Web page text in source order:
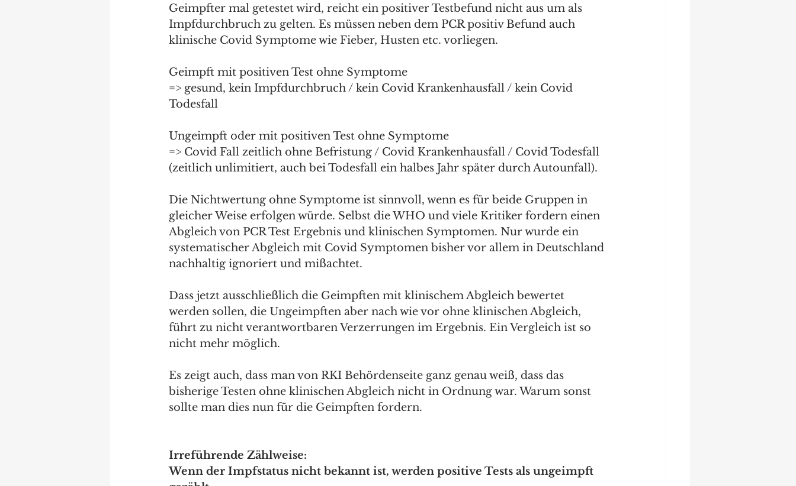
Geimpfter mal getestet wird, reicht ein positiver Testbefund nicht aus um als
Impfdurchbruch zu gelten. Es müssen neben dem PCR positiv Befund auch
klinische Covid Symptome wie Fieber, Husten etc. vorliegen.
Geimpft mit positiven Test ohne Symptome
=> gesund, kein Impfdurchbruch / kein Covid Krankenhausfall / kein Covid
Todesfall
Ungeimpft oder mit positiven Test ohne Symptome
=> Covid Fall zeitlich ohne Befristung / Covid Krankenhausfall / Covid Todesfall
(zeitlich unlimitiert, auch bei Todesfall ein halbes Jahr später durch Autounfall).
Die Nichtwertung ohne Symptome ist sinnvoll, wenn es für beide Gruppen in
gleicher Weise erfolgen würde. Selbst die WHO und viele Kritiker fordern einen
Abgleich von PCR Test Ergebnis und klinischen Symptomen. Nur wurde ein
systematischer Abgleich mit Covid Symptomen bisher vor allem in Deutschland
nachhaltig ignoriert und mißachtet.
Dass jetzt ausschließlich die Geimpften mit klinischem Abgleich bewertet
werden sollen, die Ungeimpften aber nach wie vor ohne klinischen Abgleich,
führt zu nicht verantwortbaren Verzerrungen im Ergebnis. Ein Vergleich ist so
nicht mehr möglich.
Es zeigt auch, dass man von RKI Behördenseite ganz genau weiß, dass das
bisherige Testen ohne klinischen Abgleich nicht in Ordnung war. Warum sonst
sollte man dies nun für die Geimpften fordern.
Irreführende Zählweise:
Wenn der Impfstatus nicht bekannt ist, werden positive Tests als ungeimpft